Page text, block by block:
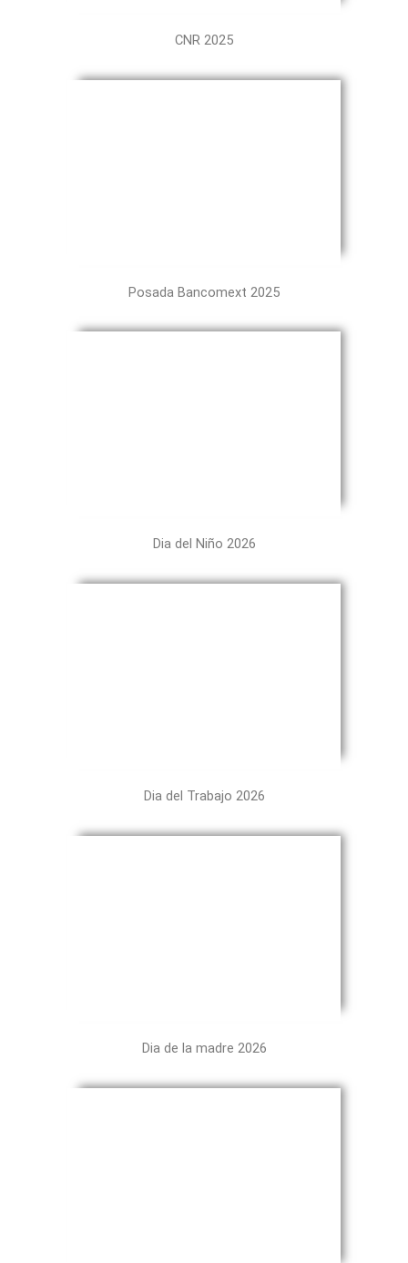
CNR 2025
Posada Bancomext 2025
Dia del Niño 2026
Dia del Trabajo 2026
Dia de la madre 2026